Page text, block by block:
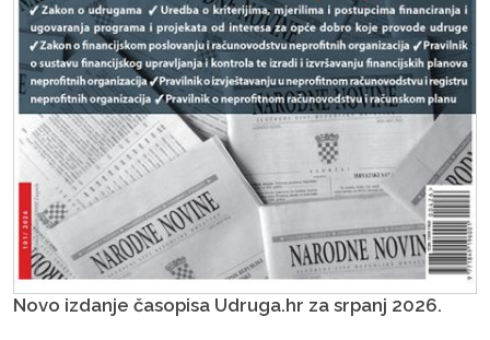
Novo izdanje časopisa Udruga.hr za srpanj 2026.